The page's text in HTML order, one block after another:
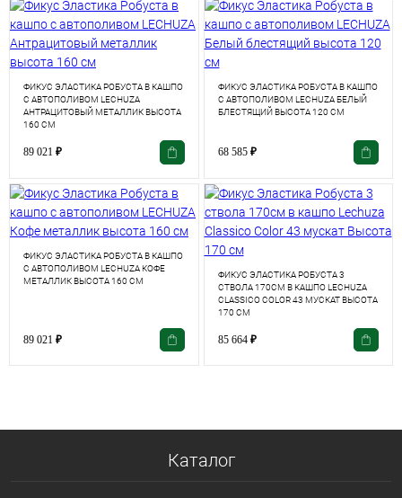
ФИКУС ЭЛАСТИКА РОБУСТА В КАШПО
С АВТОПОЛИВОМ LECHUZA
АНТРАЦИТОВЫЙ МЕТАЛЛИК ВЫСОТА
160 СМ
89 021 ₽
ФИКУС ЭЛАСТИКА РОБУСТА В КАШПО
С АВТОПОЛИВОМ LECHUZA БЕЛЫЙ
БЛЕСТЯЩИЙ ВЫСОТА 120 СМ
68 585 ₽
ФИКУС ЭЛАСТИКА РОБУСТА В КАШПО
С АВТОПОЛИВОМ LECHUZA КОФЕ
МЕТАЛЛИК ВЫСОТА 160 СМ
89 021 ₽
ФИКУС ЭЛАСТИКА РОБУСТА 3
СТВОЛА 170СМ В КАШПО LECHUZA
CLASSICO COLOR 43 МУСКАТ ВЫСОТА
170 СМ
85 664 ₽
Каталог